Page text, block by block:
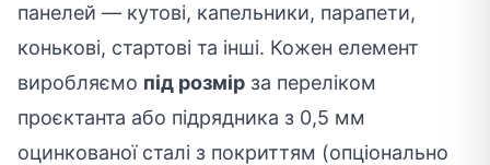
панелей — кутові, капельники, парапети,
конькові, стартові та інші. Кожен елемент
виробляємо під розмір за переліком
проєктанта або підрядника з 0,5 мм
оцинкованої сталі з покриттям (опціонально